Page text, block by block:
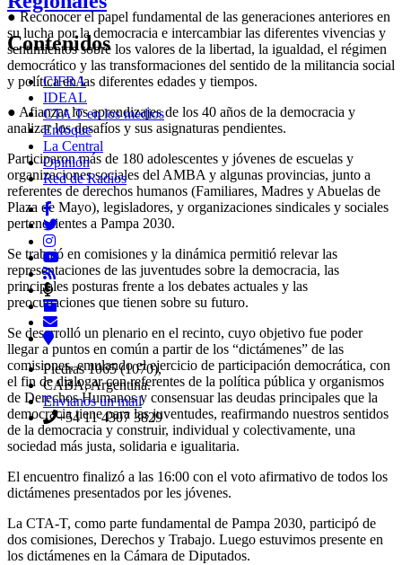
● Reconocer el papel fundamental de las generaciones anteriores en
su lucha por la democracia e intercambiar las diferentes vivencias y
sentimientos sobre los valores de la libertad, la igualdad, el régimen
democrático y las transformaciones del sentido de la militancia social
y política en las diferentes edades y tiempos.
● Afianzar los aprendizajes de los 40 años de la democracia y
analizar los desafíos y sus asignaturas pendientes.
Participaron más de 180 adolescentes y jóvenes de escuelas y
organizaciones sociales del AMBA y algunas provincias, junto a
referentes de derechos humanos (Familiares, Madres y Abuelas de
Plaza de Mayo), legisladores, y organizaciones sindicales y sociales
pertenecientes a Pampa 2030.
Se trabajó en comisiones y la dinámica permitió relevar las
representaciones de las juventudes sobre la democracia, las
principales posturas frente a los debates actuales y las
preocupaciones que tienen sobre su futuro.
Se desarrolló un plenario en el recinto, cuyo objetivo fue poder
llegar a puntos en común a partir de los “dictámenes” de las
comisiones, emulando el ejercicio de participación democrática, con
el fin de dialogar con referentes de la política pública y organismos
de Derechos Humanos y consensuar las deudas principales que la
democracia tiene para las juventudes, reafirmando nuestros sentidos
de la democracia y construir, individual y colectivamente, una
sociedad más justa, solidaria e igualitaria.
El encuentro finalizó a las 16:00 con el voto afirmativo de todos los
dictámenes presentados por les jóvenes.
La CTA-T, como parte fundamental de Pampa 2030, participó de
dos comisiones, Derechos y Trabajo. Luego estuvimos presente en
los dictámenes en la Cámara de Diputados.
Contenidos
CIFRA
IDEAL
CTA T en los medios
Enfoque
La Central
Opinión
Red de Radios
Piedras 1065 (1070),
CABA, Argentina.
Envianos un mail
+54 11 4307 3829